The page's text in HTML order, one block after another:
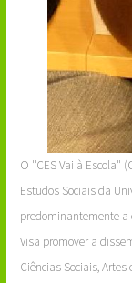
O "CES Vai à Escola"
Estudos Sociais da
predominantemente a
Visa promover a
Ciências Sociais,